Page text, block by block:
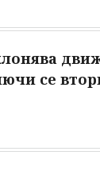
се